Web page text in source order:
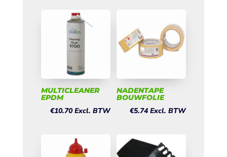
MULTICLEANER
EPDM
€10.70 Excl. BTW
NADENTAPE
BOUWFOLIE
€5.74 Excl. BTW